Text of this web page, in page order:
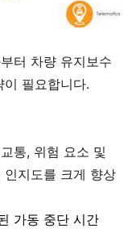
터 차량 유지보수
필요합니다.
통, 위험 요소 및
지도를 크게 향상
가동 중단 시간